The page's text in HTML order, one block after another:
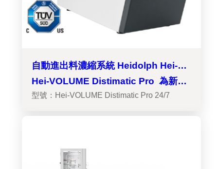
自動進出料濃縮系統 Heidolph Hei-
VOLUME Distimatic Pro
Hei-VOLUME Distimatic Pro 為新一
代的自動進出料濃縮系統--依應用需求
作，大幅提升您的濃縮量 --全自動化設
型號：Hei-VOLUME Distimatic Pro 24/7